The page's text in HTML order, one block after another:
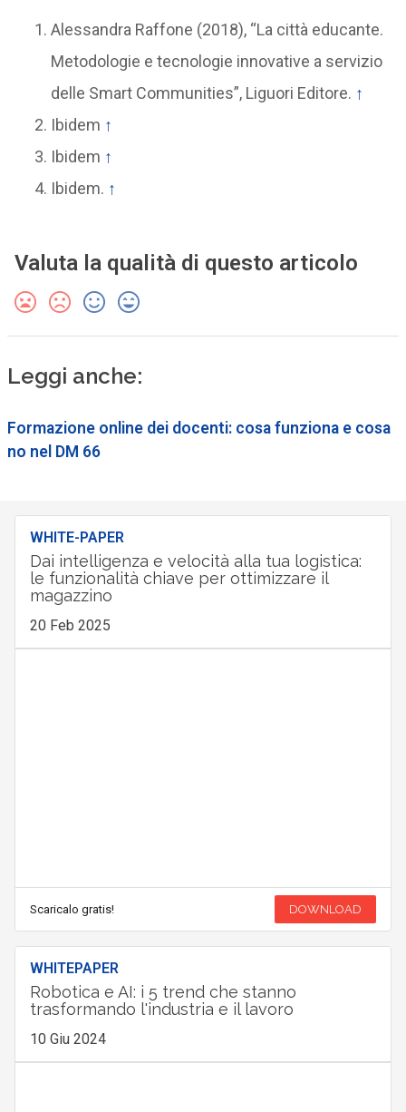
Alessandra Raffone (2018), “La città educante.
Metodologie e tecnologie innovative a servizio
delle Smart Communities”, Liguori Editore. ↑
Ibidem ↑
Ibidem ↑
Ibidem. ↑
Valuta la qualità di questo articolo
Leggi anche:
Formazione online dei docenti: cosa funziona e cosa
no nel DM 66
WHITE-PAPER
Dai intelligenza e velocità alla tua logistica:
le funzionalità chiave per ottimizzare il
magazzino
20 Feb 2025
Scaricalo gratis! DOWNLOAD
WHITEPAPER
Robotica e AI: i 5 trend che stanno
trasformando l'industria e il lavoro
10 Giu 2024